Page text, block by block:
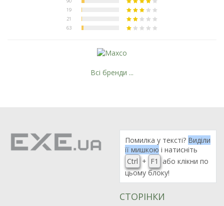
Всі бренди ...
Помилка у тексті? Виділи
її мишкою і натисніть
Ctrl + F1
або клікни по
цьому блоку!
СТОРІНКИ